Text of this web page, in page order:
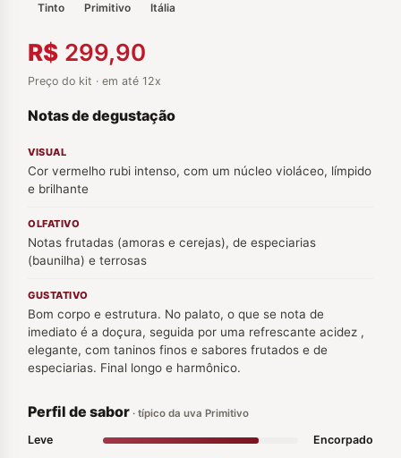
Tinto Primitivo Itália
R$ 299,90
Preço do kit · em até 12x
Notas de degustação
VISUAL
Cor vermelho rubi intenso, com um núcleo violáceo, límpido
e brilhante
OLFATIVO
Notas frutadas (amoras e cerejas), de especiarias
(baunilha) e terrosas
GUSTATIVO
Bom corpo e estrutura. No palato, o que se nota de
imediato é a doçura, seguida por uma refrescante acidez ,
elegante, com taninos finos e sabores frutados e de
especiarias. Final longo e harmônico.
Perfil de sabor · típico da uva Primitivo
Leve
Encorpado